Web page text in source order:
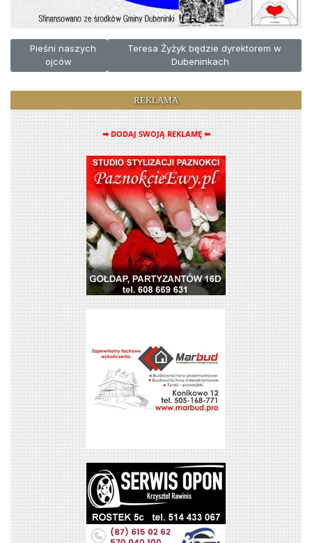
Poprzednia strona: Pieśni naszych ojców
Pieśni naszych
ojców
Następna strona: Teresa Żyżyk będzie
Teresa Żyżyk będzie dyrektorem w
Dubeninkach
REKLAMA
➡ DODAJ SWOJĄ REKLAMĘ ⬅